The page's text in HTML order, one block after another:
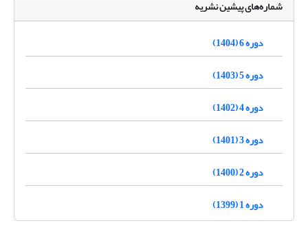
شماره‌های پیشین نشریه
دوره 6 (1404)
دوره 5 (1403)
دوره 4 (1402)
دوره 3 (1401)
دوره 2 (1400)
دوره 1 (1399)